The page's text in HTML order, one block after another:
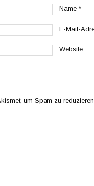
Name *
E-Mail-
Website
um Spam zu reduzieren.